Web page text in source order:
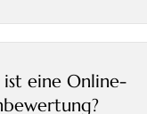
eine Online-